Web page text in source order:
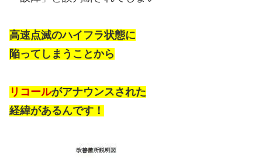
高速点滅のハイフラ状態に
陥ってしまうことから
リコールがアナウンスされた
経緯があるんです！